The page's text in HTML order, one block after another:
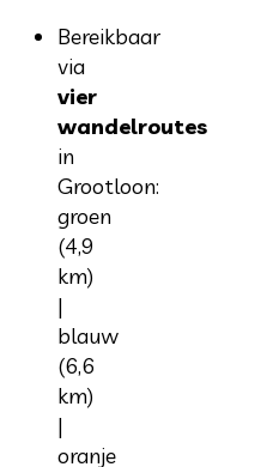
Bereikbaar
via
vier
wandelroutes
in
Grootloon:
groen
(4,9
km)
|
blauw
(6,6
km)
|
oranje